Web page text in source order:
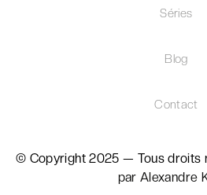
Séries
Blog
Contact
© Copyright 2025 — Tous droits
par Alexandre